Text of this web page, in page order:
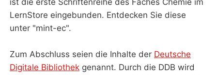
ist die erste Schriftenreihe des Faches Chemie im
LernStore eingebunden. Entdecken Sie diese
unter "mint-ec".
Zum Abschluss seien die Inhalte der Deutsche
Digitale Bibliothek genannt. Durch die DDB wird